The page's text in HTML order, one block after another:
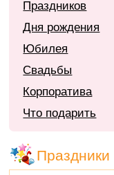
Праздников
Дня рождения
Юбилея
Свадьбы
Корпоратива
Что подарить
Праздники